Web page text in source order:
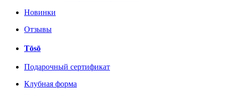
Новинки
Отзывы
Tōsō
Подарочный сертификат
Клубная форма